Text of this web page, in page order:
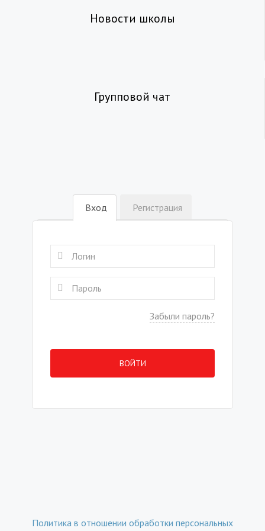
Новости школы
Групповой чат
Вход Регистрация
Забыли пароль?
ВОЙТИ
Политика в отношении обработки персональных